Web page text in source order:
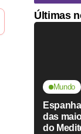
Últimas
Mundo
das
do